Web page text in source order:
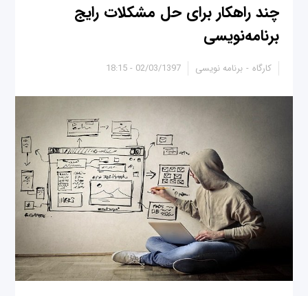
چند راهکار برای حل مشکلات رایج
برنامه‌نویسی
02/03/1397 - 18:15 کارگاه برنامه نویسی